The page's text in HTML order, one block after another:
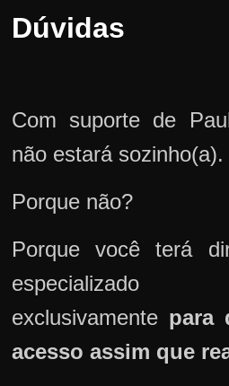
Dúvidas
Com suporte de
não estará sozinho(a).
Porque não?
Porque você terá
exclusivamente para
acesso assim que